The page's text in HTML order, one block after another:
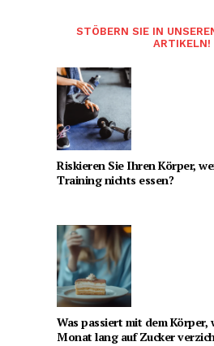
STÖBERN SIE IN
ARTIKELN!
Riskieren Sie Ihren Körper,
Training nichts essen?
Was passiert mit dem Körper,
Monat lang auf Zucker